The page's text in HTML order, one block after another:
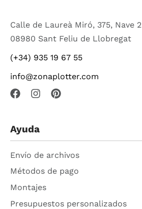
Calle de Laureà Miró, 375, Nave 2
08980 Sant Feliu de Llobregat
(+34) 935 19 67 55
info@zonaplotter.com
Ayuda
Envío de archivos
Métodos de pago
Montajes
Presupuestos personalizados